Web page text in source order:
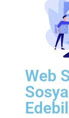
Web